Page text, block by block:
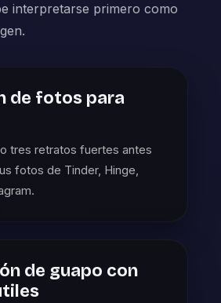
interpretarse primero como
de fotos para
tres retratos fuertes antes
fotos de Tinder, Hinge,
de guapo con